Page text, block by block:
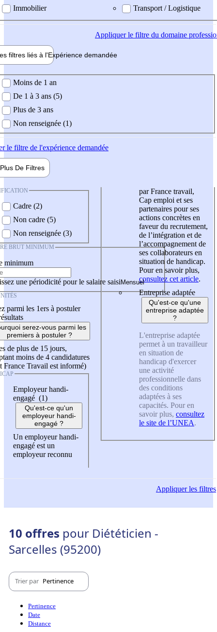
Immobilier
Transport / Logistique
Appliquerle filtre du domaine
filtres liés à l'Expérience demandée
demandée
Moins de 1 an
De 1 à 3 ans (5)
Plus de 3 ans
Non renseignée (1)
le filtre de l'expérience demandée
Plus De Filtres
Cadre (2)
Non cadre (5)
Non renseignée (3)
BRUT MINIMUM
minimum
une périodicité pour le salaire saisi
parmi les 1ers à postuler
serez-vous parmi les
premiers à postuler ?
de plus de 15 jours,
moins de 4 candidatures
France Travail est informé)
Employeur handi-
engagé (1)
Qu'est-ce qu'un
employeur handi-
engagé ?
Un employeur handi-
engagé est un
employeur reconnu
par France travail,
Cap emploi et ses
partenaires pour ses
actions concrètes en
faveur du recrutement,
de l’intégration et de
l’accompagnement de
ses collaborateurs en
situation de handicap.
Pour en savoir plus,
consultez cet article.
Entreprise adaptée
Qu'est-ce qu'une
entreprise adaptée
?
L'entreprise adaptée
permet à un travailleur
en situation de
handicap d'exercer
une activité
professionnelle dans
des conditions
adaptées à ses
capacités. Pour en
savoir plus, consultez
le site de l’UNEA.
Appliquerles filtres
10 offres pour Diététicien -
Sarcelles (95200)
Trier par Pertinence
Pertinence
Date
Distance